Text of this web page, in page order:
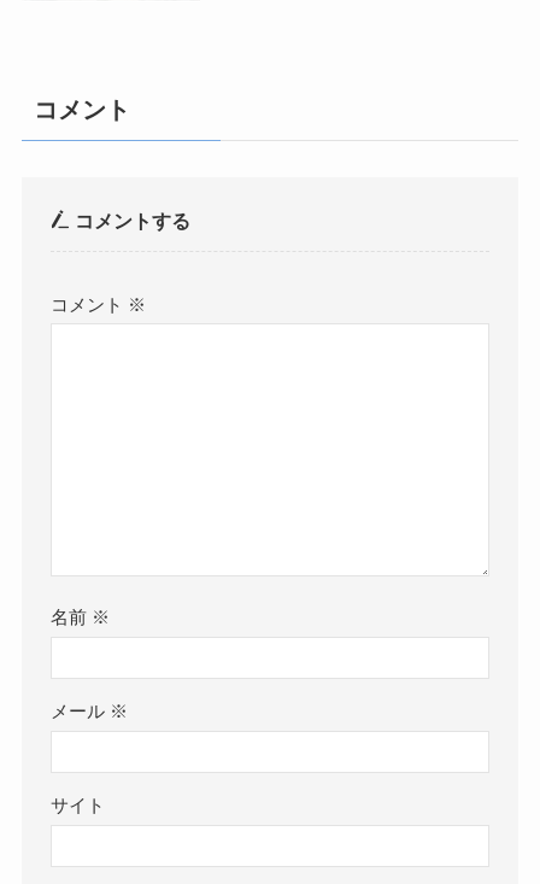
コメント
コメントする
コメント ※
名前 ※
メール ※
サイト